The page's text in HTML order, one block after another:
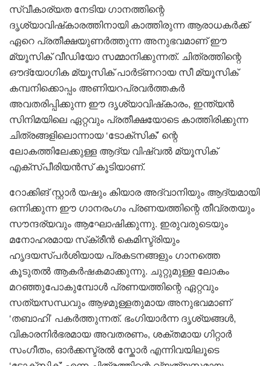
സ്വീകാര്യത നേടിയ ഗാനത്തിന്റെ
ദൃശ്യാവിഷ്‌കാരത്തിനായി കാത്തിരുന്ന ആരാധകർക്ക്
ഏറെ പ്രതീക്ഷയുണർത്തുന്ന അനുഭവമാണ് ഈ
മ്യൂസിക് വീഡിയോ സമ്മാനിക്കുന്നത്. ചിത്രത്തിന്റെ
ഔദ്യോഗിക മ്യൂസിക് പാർട്ണറായ സീ മ്യൂസിക്
കമ്പനിക്കൊപ്പം അണിയറപ്രവർത്തകർ
അവതരിപ്പിക്കുന്ന ഈ ദൃശ്യാവിഷ്‌കാരം, ഇന്ത്യൻ
സിനിമയിലെ ഏറ്റവും പ്രതീക്ഷയോടെ കാത്തിരിക്കുന്ന
ചിത്രങ്ങളിലൊന്നായ ‘ടോക്സിക്’ ന്റെ
ലോകത്തിലേക്കുള്ള ആദ്യ വിഷ്വൽ മ്യൂസിക്
എക്സ്പീരിയൻസ് കൂടിയാണ്.
റോക്കിങ് സ്റ്റാർ യഷും കിയാര അദ്വാനിയും ആദ്യമായി
ഒന്നിക്കുന്ന ഈ ഗാനരംഗം പ്രണയത്തിന്റെ തീവ്രതയും
സൗന്ദര്യവും ആഘോഷിക്കുന്നു. ഇരുവരുടെയും
മനോഹരമായ സ്‌ക്രീൻ കെമിസ്ട്രിയും
ഹൃദയസ്പർശിയായ പ്രകടനങ്ങളും ഗാനത്തെ
കൂടുതൽ ആകർഷകമാക്കുന്നു. ചുറ്റുമുള്ള ലോകം
മറഞ്ഞുപോകുമ്പോൾ പ്രണയത്തിന്റെ ഏറ്റവും
സത്യസന്ധവും ആഴമുള്ളതുമായ അനുഭവമാണ്
‘തബാഹി’ പകർത്തുന്നത്. ഭംഗിയാർന്ന ദൃശ്യങ്ങൾ,
വികാരനിർഭരമായ അവതരണം, ശക്തമായ ഗിറ്റാർ
സംഗീതം, ഓർക്കസ്ട്രൽ സ്കോർ എന്നിവയിലൂടെ